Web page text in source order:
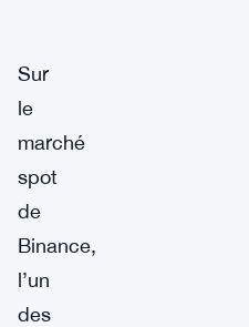
Sur
le
marché
spot
de
Binance,
l’un
des